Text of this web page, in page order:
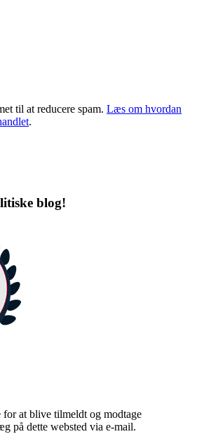
til at reducere spam. Læs om hvordan
.
blog!
for at blive tilmeldt og modtage
på dette websted via e-mail.